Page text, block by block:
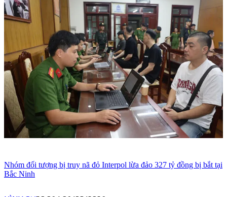
Nhóm đối tượng bị truy nã đỏ Interpol lừa đảo 327 tỷ đồng bị bắt tại
Bắc Ninh